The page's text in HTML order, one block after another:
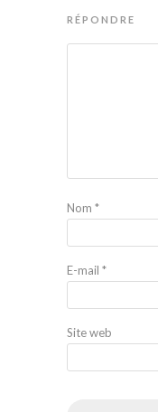
RÉPONDRE
Nom *
E-mail *
Site web